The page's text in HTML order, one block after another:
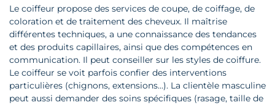
Le coiffeur propose des services de coupe, de coiffage, de
coloration et de traitement des cheveux. Il maîtrise
différentes techniques, a une connaissance des tendances
et des produits capillaires, ainsi que des compétences en
communication. Il peut conseiller sur les styles de coiffure.
Le coiffeur se voit parfois confier des interventions
particulières (chignons, extensions…). La clientèle masculine
peut aussi demander des soins spécifiques (rasage, taille de